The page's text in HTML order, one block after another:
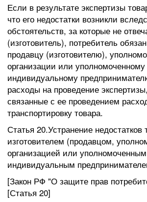
Если в результате экспертизы
что его недостатки возникли
обстоятельств, за которые не
(изготовитель), потребитель
продавцу (изготовителю),
организации или уполномоченному
индивидуальному
расходы на проведение
связанные с ее проведением
транспортировку товара.
Статья 20.Устранение недостатков
изготовителем (продавцом,
организацией или уполномоченным
индивидуальным
[Закон РФ "О защите прав
[Статья 20]